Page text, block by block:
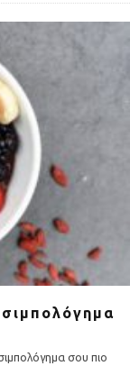
σου πιο